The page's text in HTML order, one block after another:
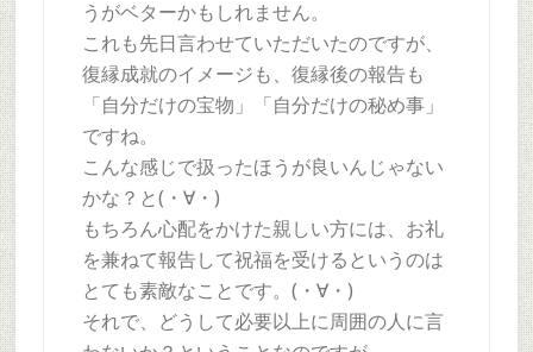
うがベターかもしれません。
これも先日言わせていただいたのですが、
復縁成就のイメージも、復縁後の報告も
「自分だけの宝物」「自分だけの秘め事」
ですね。
こんな感じで扱ったほうが良いんじゃない
かな？と(・∀・)
もちろん心配をかけた親しい方には、お礼
を兼ねて報告して祝福を受けるというのは
とても素敵なことです。(・∀・)
それで、どうして必要以上に周囲の人に言